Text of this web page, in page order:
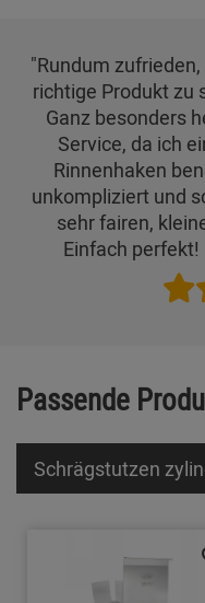
"Rundum
richtige Produkt zu
Ganz besonders
Service, da ich
Rinnenhaken
unkompliziert und
sehr fairen,
Einfach perfekt!
Passende
Schrägstutzen